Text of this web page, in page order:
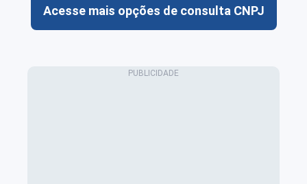
Acesse mais opções de consulta CNPJ